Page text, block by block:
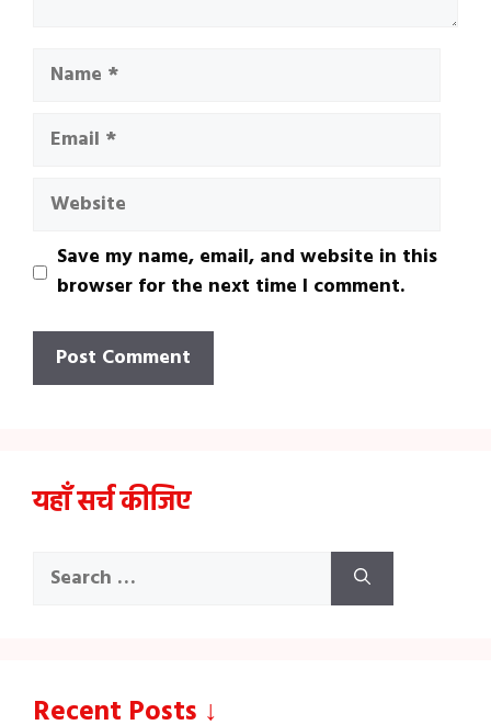
Name
Email
Website
Save my name, email, and website in this
browser for the next time I comment.
यहाँ सर्च कीजिए
Search
Recent Posts ↓